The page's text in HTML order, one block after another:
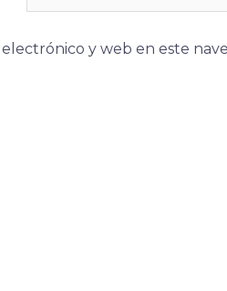
electrónico*
y web en este